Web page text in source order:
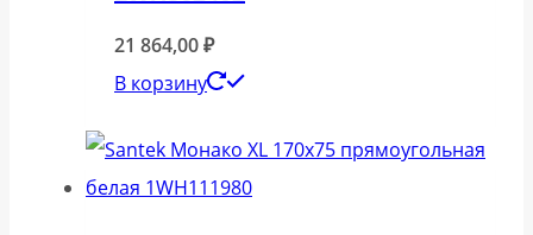
21 864,00₽
В корзину